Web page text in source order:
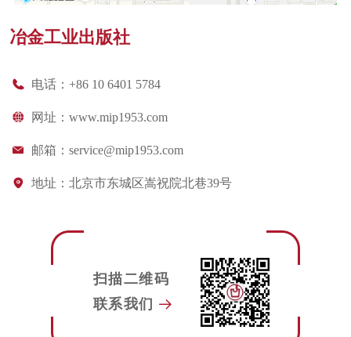
电话： +86 10 6401 5784
网址： www.mip1953.com
邮箱： service@mip1953.com
地址： 北京市东城区嵩祝院北巷39号
冶金工业出版社
扫描二维码
联系我们
뀠